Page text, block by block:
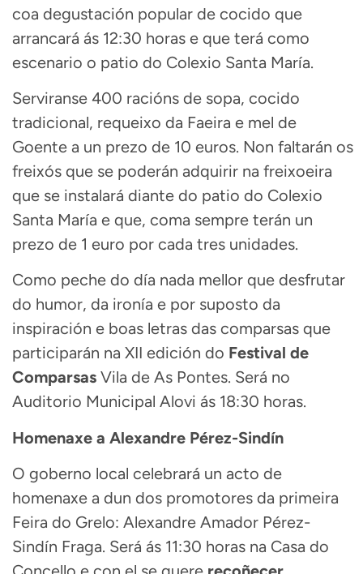
coa degustación popular de cocido que
arrancará ás 12:30 horas e que terá como
escenario o patio do Colexio Santa María.
Serviranse 400 racións de sopa, cocido
tradicional, requeixo da Faeira e mel de
Goente a un prezo de 10 euros. Non faltarán os
freixós que se poderán adquirir na freixoeira
que se instalará diante do patio do Colexio
Santa María e que, coma sempre terán un
prezo de 1 euro por cada tres unidades.
Como peche do día nada mellor que desfrutar
do humor, da ironía e por suposto da
inspiración e boas letras das comparsas que
participarán na XII edición do Festival de
Comparsas Vila de As Pontes. Será no
Auditorio Municipal Alovi ás 18:30 horas.
Homenaxe a Alexandre Pérez-Sindín
O goberno local celebrará un acto de
homenaxe a dun dos promotores da primeira
Feira do Grelo: Alexandre Amador Pérez-
Sindín Fraga. Será ás 11:30 horas na Casa do